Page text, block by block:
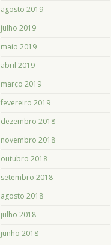
agosto 2019
julho 2019
maio 2019
abril 2019
março 2019
fevereiro 2019
dezembro 2018
novembro 2018
outubro 2018
setembro 2018
agosto 2018
julho 2018
junho 2018